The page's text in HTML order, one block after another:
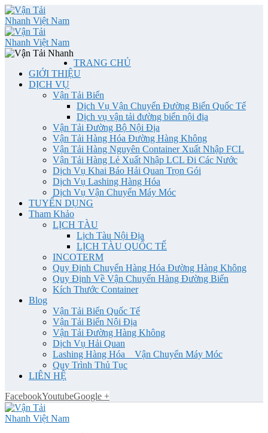
TRANG CHỦ
GIỚI THIỆU
DỊCH VỤ
Vận Tải Biển
Dịch Vụ Vận Chuyển Đường Biển Quốc Tế
Dịch vụ vận tải đường biển nội địa
Vận Tải Đường Bộ Nội Địa
Vận Tải Hàng Hóa Đường Hàng Không
Vận Tải Hàng Nguyên Container Xuất Nhập FCL
Vận Tải Hàng Lẻ Xuất Nhập LCL Đi Các Nước
Dịch Vụ Khai Báo Hải Quan Trọn Gói
Dịch Vụ Lashing Hàng Hóa
Dịch Vụ Vận Chuyển Máy Móc
TUYỂN DỤNG
Tham Khảo
LỊCH TÀU
Lịch Tàu Nội Địa
LỊCH TÀU QUỐC TẾ
INCOTERM
Quy Định Chuyển Hàng Hóa Đường Hàng Không
Quy Định Về Vận Chuyển Hàng Đường Biển
Kích Thước Container
Blog
Vận Tải Biển Quốc Tế
Vận Tải Biển Nội Địa
Vận Tải Đường Hàng Không
Dịch Vụ Hải Quan
Lashing Hàng Hóa _ Vận Chuyển Máy Móc
Quy Trình Thủ Tục
LIÊN HỆ
FacebookYoutubeGoogle +